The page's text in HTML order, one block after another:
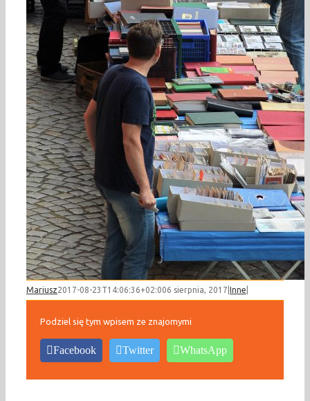
Mariusz2017-08-23T14:06:36+02:006 sierpnia, 2017 Inne
Podziel się tym wpisem ze znajomymi
Facebook Twitter WhatsApp